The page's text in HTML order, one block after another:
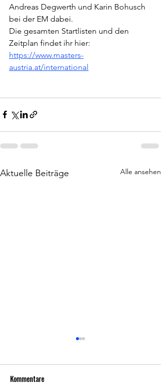
Andreas Degwerth und Karin Bohusch
bei der EM dabei.
Die gesamten Startlisten und den
Zeitplan findet ihr hier:
https://www.masters-
austria.at/international
Aktuelle Beiträge Alle ansehen
Kommentare